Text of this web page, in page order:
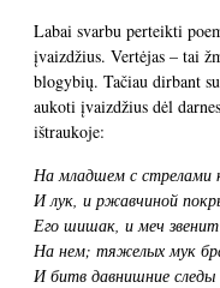
Labai svarbu perteikti
įvaizdžius. Vertėjas – tai
blogybių. Tačiau dirbant
aukoti įvaizdžius dėl
ištraukoje:
На младшем с стрелами
И лук, и ржавчиной
Его шишак, и меч звенит
На нем; тяжелых мук
И битв давнишние следы